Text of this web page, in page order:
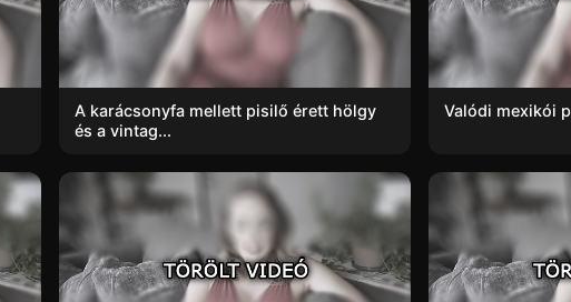
A karácsonyfa mellett pisilő érett hölgy
és a vintag...
Valódi mexikói